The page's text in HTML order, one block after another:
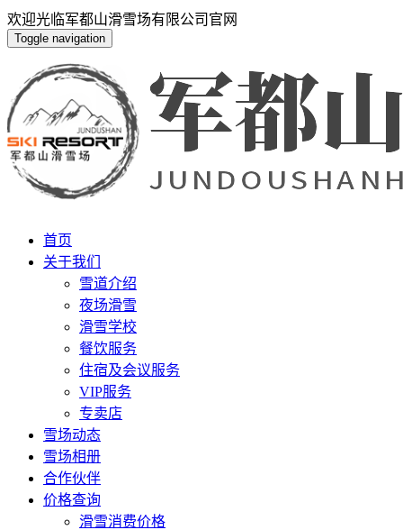
欢迎光临军都山滑雪场有限公司官网
Toggle navigation
首页
关于我们
雪道介绍
夜场滑雪
滑雪学校
餐饮服务
住宿及会议服务
VIP服务
专卖店
雪场动态
雪场相册
合作伙伴
价格查询
滑雪消费价格